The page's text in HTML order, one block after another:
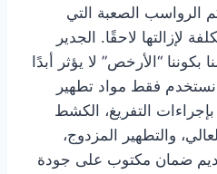
الرواسب الصعبة التي
لإزالتها لاحقًا. الجدير
بكوننا “الأرخص” لا يؤثر أبدًا
فقط مواد تطهير
بإجراءات التفريغ، الكشط
والتطهير المزدوج،
ضمان مكتوب على جودة